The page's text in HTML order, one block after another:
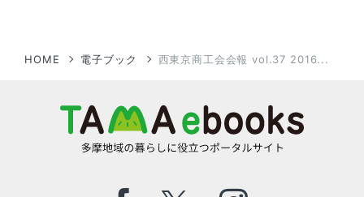
HOME 電子ブック 西東京商工会会報 vol.37 2016...